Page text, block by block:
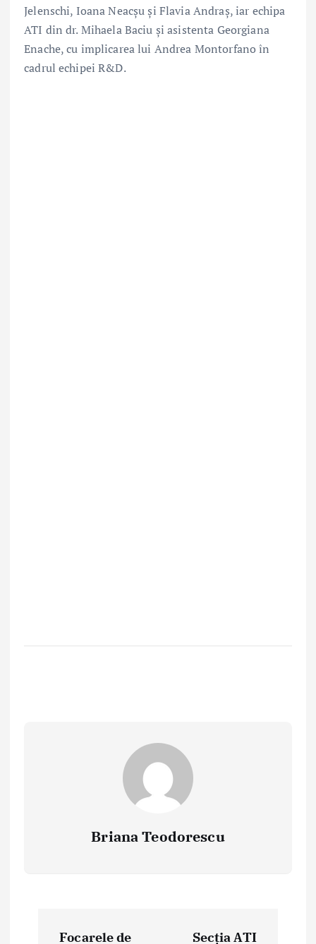
Jelenschi, Ioana Neacșu și Flavia Andraș, iar echipa
ATI din dr. Mihaela Baciu și asistenta Georgiana
Enache, cu implicarea lui Andrea Montorfano în
cadrul echipei R&D.
Briana Teodorescu
Focarele de Secția ATI